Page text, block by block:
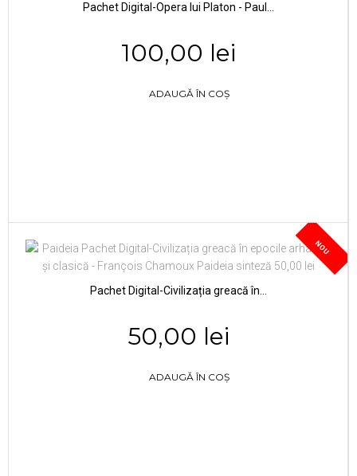
Pachet Digital-Opera lui Platon - Paul...
100,00 lei
ADAUGĂ ÎN COȘ
NOU
Pachet Digital-Civilizația greacă în...
50,00 lei
ADAUGĂ ÎN COȘ